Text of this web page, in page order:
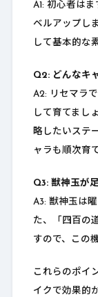
A1: 初心者は
ベルアップし
して基本的な
Q2: どんなキ
A2: リセマラ
して育てまし
略したいステ
ャラも順次育
Q3: 獣神玉が
A3: 獣神玉は
た、「四百の
すので、この
これらのポイ
イクで効果的